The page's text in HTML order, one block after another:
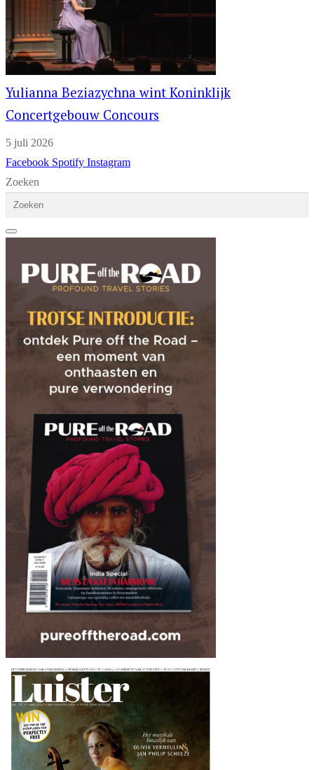
Yulianna Beziazychna wint Koninklijk
Concertgebouw Concours
5 juli 2026
Facebook Spotify Instagram
Zoeken